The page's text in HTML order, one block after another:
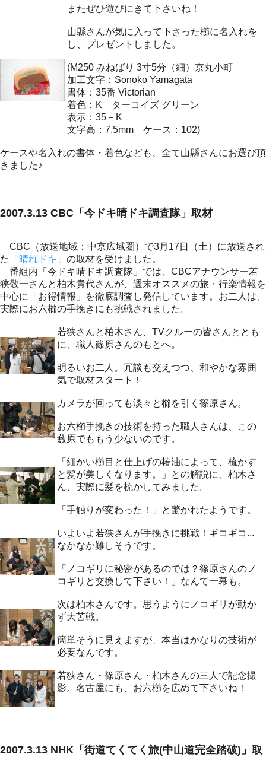
またぜひ遊びにきて下さいね！
山縣さんが気に入って下さった櫛に名入れを
し、プレゼントしました。
(M250 みねばり 3寸5分（細）京丸小町
加工文字：Sonoko Yamagata
書体：35番 Victorian
着色：K ターコイズ グリーン
表示：35－K
文字高：7.5mm ケース：102)
ケースや名入れの書体・着色なども、全て山縣さんにお選び頂
きました♪
2007.3.13 CBC「今ドキ晴ドキ調査隊」取材
CBC（放送地域：中京広域圏）で3月17日（土）に放送され
た「 晴れドキ 」の取材を受けました。
番組内「今ドキ晴ドキ調査隊」では、CBCアナウンサー若
狭敬一さんと柏木貴代さんが、週末オススメの旅・行楽情報を
中心に「お得情報」を徹底調査し発信しています。お二人は、
実際にお六櫛の手挽きにも挑戦されました。
若狭さんと柏木さん、TVクルーの皆さんととも
に、職人篠原さんのもとへ。
明るいお二人。冗談も交えつつ、和やかな雰囲
気で取材スタート！
カメラが回っても淡々と櫛を引く篠原さん。
お六櫛手挽きの技術を持った職人さんは、この
藪原でももう少ないのです。
「細かい櫛目と仕上げの椿油によって、梳かす
と髪が美しくなります。」との解説に、柏木さ
ん、実際に髪を梳かしてみました。
「手触りが変わった！」と驚かれたようです。
いよいよ若狭さんが手挽きに挑戦！ギコギコ...
なかなか難しそうです。
「ノコギリに秘密があるのでは？篠原さんのノ
コギリと交換して下さい！」なんて一幕も。
次は柏木さんです。思うようにノコギリが動か
ず大苦戦。
簡単そうに見えますが、本当はかなりの技術が
必要なんです。
若狭さん・篠原さん・柏木さんの三人で記念撮
影。名古屋にも、お六櫛を広めて下さいね！
2007.3.13 NHK「街道てくてく旅(中山道完全踏破)」取